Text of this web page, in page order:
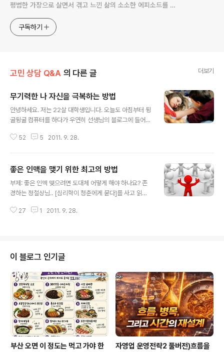
평범한 가장으로 살면서 겪고 느낀 삶의 소소한 에피소드를 전
고픈 커리어코치, 유튜브: 정교수의 인생수업
구독하기
고민 상담 Q&A 의 다른 글 더보기
무기력한 나 자신을 극복하는 방법
안녕하세요. 저는 22살 대학생입니다. 오늘도 아침부터 뒹
굴뒹굴 컴퓨터를 하다가 우연히 선생님의 블로그에 들어가
는데 너무 좋은 말씀이시더라구요. 이 땅에 수많은 사람들
나면서 머리가 복잡해지기 시작했어요. 제 상황을 말씀드
리면, 저는 제 자신에 대한 믿음이 거의 없어요. 혼자 있을
때 뭘 해야 할지 모르겠고, 참 무기력해요. 오늘까지 마쳐야
컴퓨터나 TV를 보고, 과제는 시간 거의 닥쳐서 해치워버리
52 5 2011. 9. 28.
좋은 인맥을 맺기 위한 최고의 방법
부제: 좋은 인맥 맺으려면 도대체 어떻게 해야 하나요? 존
경하는 정철상님.. [심리학이 청춘에게 묻다]를 사고 읽고
라고 하잖아요, 성공하거나 인품이 훌륭한 사람을 만나기
울해지려 하네요 ㅎ 저에게도 좋은 사람들이 주변에 많이
있음 좋겠어요 ㅠㅠㅠ 좋은 인맥에 대한 답답함 어떡할까
요?ㅎ 꿈 찾기에도 바쁘고 마인드컨트롤 하기도 자기계발
하기에도 바쁜데, 이 놈의 좋은 사람 만나는 것이 가장 어렵
고 만났을 때 어떻게 해야 되는 건지 전혀 모르겠네요 ㅎ 도
와주세요 ㅎ 알려주세요 ㅎ ..
27 1 2011. 9. 28.
이 블로그 인기글
부산 오면 이 정도는 먹고 가야 한
자영업 운영전략2 풀버전)흐름을